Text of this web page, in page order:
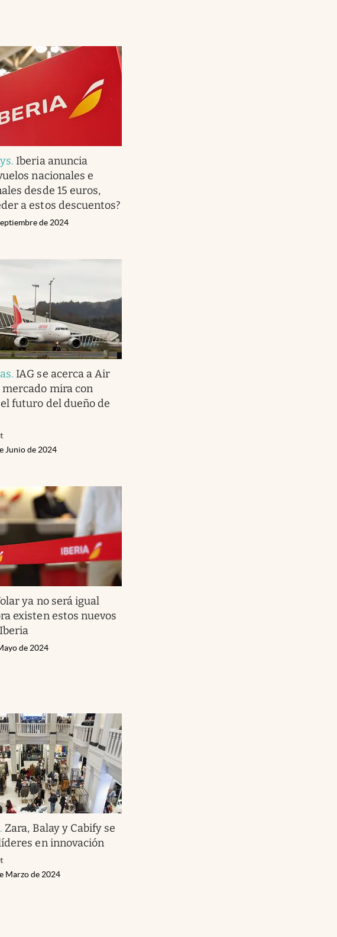
. Iberia anuncia
nacionales e
desde 15 euros,
a estos descuentos?
de 2024
. IAG se acerca a Air
mercado mira con
futuro del dueño de
Junio de 2024
ya no será igual
existen estos nuevos
de 2024
.Zara, Balay y Cabify se
en innovación
Marzo de 2024